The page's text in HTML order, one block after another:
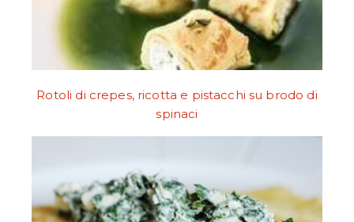
Rotoli di crepes, ricotta e pistacchi su brodo di
spinaci